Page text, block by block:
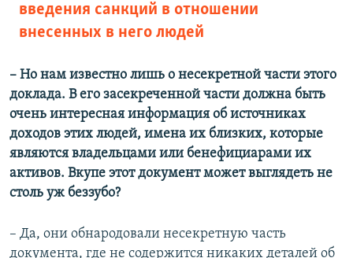
введения санкций в отношении
внесенных в него людей
– Но нам известно лишь о несекретной части этого
доклада. В его засекреченной части должна быть
очень интересная информация об источниках
доходов этих людей, имена их близких, которые
являются владельцами или бенефициарами их
активов. Вкупе этот документ может выглядеть не
столь уж беззубо?
– Да, они обнародовали несекретную часть
документа, где не содержится никаких деталей об